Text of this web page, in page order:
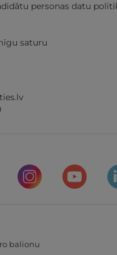
personas datu
saturu
balionu